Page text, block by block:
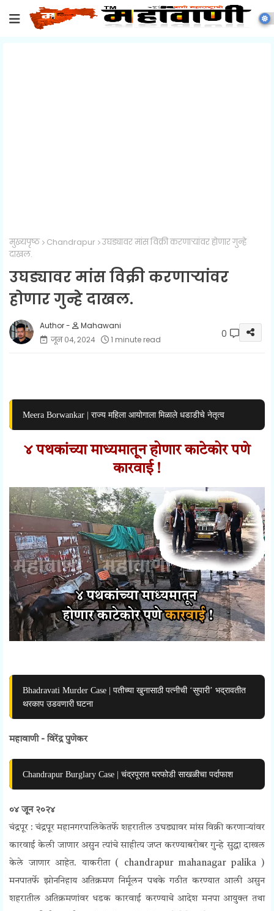
मुख्यपृष्ठ Chandrapur उघड्यावर मांस विक्री करणार्‍यांवर होणार गुन्हे
दाखल.
उघड्यावर मांस विक्री करणार्‍यांवर
होणार गुन्हे दाखल.
Mahawani
जून ०४, २०२४
1 minute read 0
Meera Borwankar | राज्य महिला आयोगाला मिळाले धडाडीचे नेतृत्व
४ पथकांच्या माध्यमातून होणार काटेकोर पणे
कारवाई !
Bhadravati Murder Case | पतीच्या खुनासाठी पत्नीची ‘सुपारी’ भद्रावतीत
थरकाप उडवणारी घटना
महावाणी - विरेंद्र पुणेकर
Chandrapur Burglary Case | चंद्रपूरात घरफोडी साखळीचा पर्दाफाश
०४ जून २०२४
चंद्रपूर : चंद्रपूर महानगरपालिकेतर्फे शहरातील उघड्यावर मांस विक्री करणार्‍यांवर
कारवाई केली जाणार असुन त्यांचे साहीत्य जप्त करण्याबरोबर गुन्हे सुद्धा दाखल
केले जाणार आहेत. याकरीता ( chandrapur mahanagar palika )
मनपातर्फे झोननिहाय अतिक्रमण निर्मूलन पथके गठीत करण्यात आली असुन
शहरातील अतिक्रमणांवर धडक कारवाई करण्याचे आदेश मनपा आयुक्त तथा